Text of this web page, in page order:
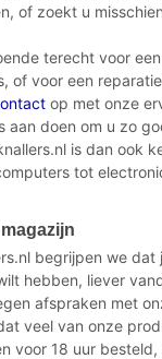
of zoekt u
terecht voor
of voor een
op met onze
aan doen om u zo
is dan ook
tot
begrijpen we dat
hebben, liever
afspraken met
veel van onze
voor 18 uur